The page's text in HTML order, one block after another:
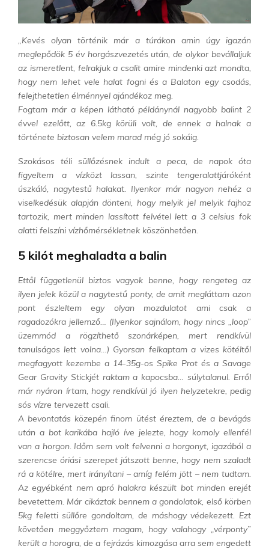
„Kevés olyan történik már a túrákon amin úgy igazán
meglepődök 5 év horgászvezetés után, de olykor bevállaljuk
az ismeretlent, felrakjuk a csalit amire mindenki azt mondta,
hogy nem lehet vele halat fogni és a Balaton egy csodás,
felejthetetlen élménnyel ajándékoz meg.
Fogtam már a képen látható példánynál nagyobb balint 2
évvel ezelőtt, az 6.5kg körüli volt, de ennek a halnak a
története biztosan velem marad még jó sokáig.
Szokásos téli süllőzésnek indult a peca, de napok óta
figyeltem a vízközt lassan, szinte tengeralattjáróként
úszkáló, nagytestű halakat. Ilyenkor már nagyon nehéz a
viselkedésük alapján dönteni, hogy melyik jel melyik fajhoz
tartozik, mert minden lassított felvétel lett a 3 celsius fok
alatti felszíni vízhőmérsékletnek köszönhetően.
5 kilót meghaladta a balin
Ettől függetlenül biztos vagyok benne, hogy rengeteg az
ilyen jelek közül a nagytestű ponty, de amit megláttam azon
pont észleltem egy olyan mozdulatot ami csak a
ragadozókra jellemző… (Ilyenkor sajnálom, hogy nincs „loop”
üzemmód a rögzíthető szonárképen, mert rendkívül
tanulságos lett volna…) Gyorsan felkaptam a vizes kötéltől
megfagyott kezembe a 14-35g-os Spike Prot és a Savage
Gear Gravity Stickjét raktam a kapocsba… súlytalanul. Erről
már nyáron írtam, hogy rendkívül jó ilyen helyzetekre, pedig
sós vízre tervezett csali.
A bevontatás közepén finom ütést éreztem, de a bevágás
után a bot karikába hajló íve jelezte, hogy komoly ellenfél
van a horgon. Időm sem volt felvenni a horgonyt, igazából a
szerencse óriási szerepet játszott benne, hogy nem szaladt
rá a kötélre, mert irányítani – amíg felém jött – nem tudtam.
Az egyébként nem apró halakra készült bot minden erejét
bevetettem. Már cikáztak bennem a gondolatok, első körben
5kg feletti süllőre gondoltam, de máshogy védekezett. Ezt
követően meggyőztem magam, hogy valahogy „vérponty”
került a horogra, de a fejrázás kimozgása arra sem engedett